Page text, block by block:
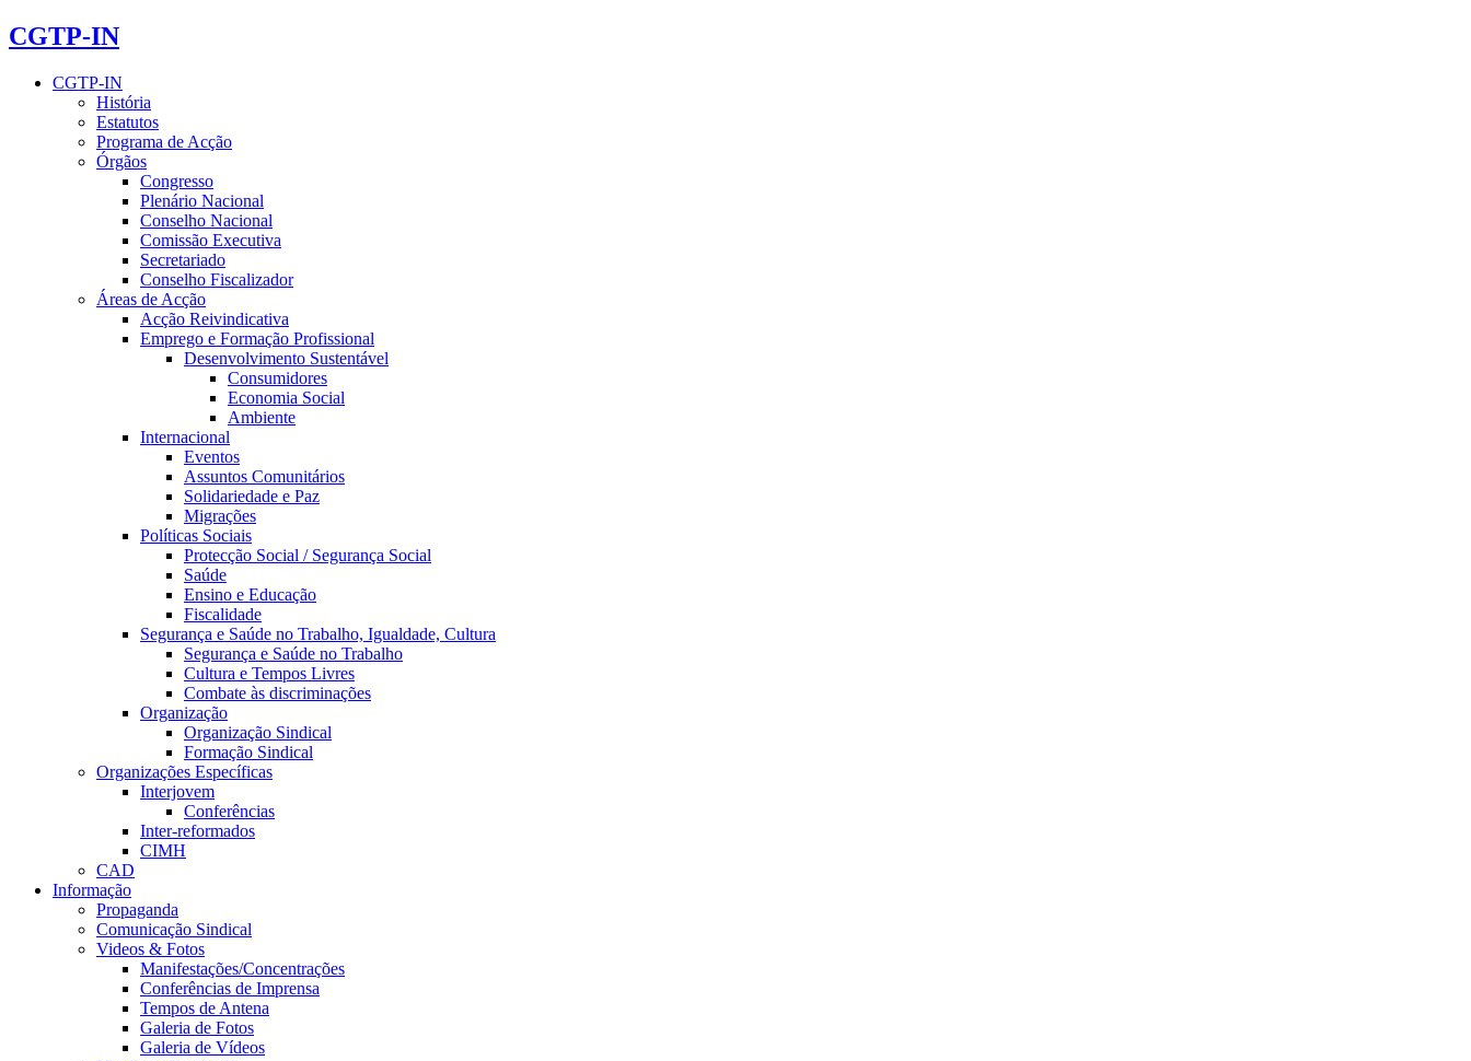
CGTP-IN
CGTP-IN
História
Estatutos
Programa de Acção
Órgãos
Congresso
Plenário Nacional
Conselho Nacional
Comissão Executiva
Secretariado
Conselho Fiscalizador
Áreas de Acção
Acção Reivindicativa
Emprego e Formação Profissional
Desenvolvimento Sustentável
Consumidores
Economia Social
Ambiente
Internacional
Eventos
Assuntos Comunitários
Solidariedade e Paz
Migrações
Políticas Sociais
Protecção Social / Segurança Social
Saúde
Ensino e Educação
Fiscalidade
Segurança e Saúde no Trabalho, Igualdade, Cultura
Segurança e Saúde no Trabalho
Cultura e Tempos Livres
Combate às discriminações
Organização
Organização Sindical
Formação Sindical
Organizações Específicas
Interjovem
Conferências
Inter-reformados
CIMH
CAD
Informação
Propaganda
Comunicação Sindical
Videos & Fotos
Manifestações/Concentrações
Conferências de Imprensa
Tempos de Antena
Galeria de Fotos
Galeria de Vídeos